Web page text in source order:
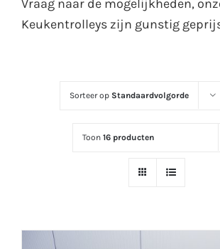
Vraag naar de mogelijkheden,
Keukentrolleys zijn gunstig
Sorteer op Standaardvolgorde
Toon 16 producten